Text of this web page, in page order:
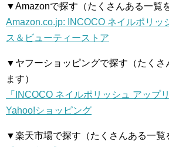
▼Amazonで探す（たくさんある一覧
Amazon.co.jp: INCOCO ネイルポリッ
ス＆ビューティーストア
▼ヤフーショッピングで探す（たくさ
ます）
「INCOCO ネイルポリッシュ アップ
Yahoo!ショッピング
▼楽天市場で探す（たくさんある一覧